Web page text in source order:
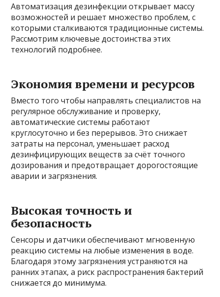
Автоматизация дезинфекции открывает массу
возможностей и решает множество проблем, с
которыми сталкиваются традиционные системы.
Рассмотрим ключевые достоинства этих
технологий подробнее.
Экономия времени и ресурсов
Вместо того чтобы направлять специалистов на
регулярное обслуживание и проверку,
автоматические системы работают
круглосуточно и без перерывов. Это снижает
затраты на персонал, уменьшает расход
дезинфицирующих веществ за счёт точного
дозирования и предотвращает дорогостоящие
аварии и загрязнения.
Высокая точность и
безопасность
Сенсоры и датчики обеспечивают мгновенную
реакцию системы на любые изменения в воде.
Благодаря этому загрязнения устраняются на
ранних этапах, а риск распространения бактерий
снижается до минимума.